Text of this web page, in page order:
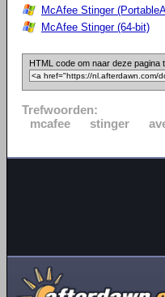
McAfee Stinger
McAfee Stinger (64-bit)
HTML code om naar deze pagina
Trefwoorden:
mcafee
stinger